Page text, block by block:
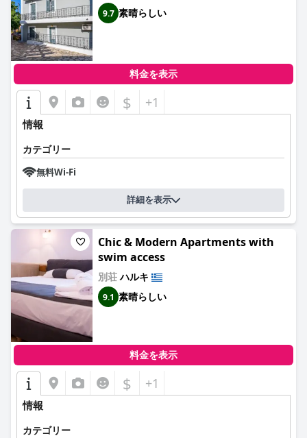
9.7 素晴らしい
料金を表示
$ +1
情報
カテゴリー
無料Wi-Fi
詳細を表示
Chic & Modern Apartments with
swim access
別荘ハルキ
9.1 素晴らしい
料金を表示
$ +1
情報
カテゴリー